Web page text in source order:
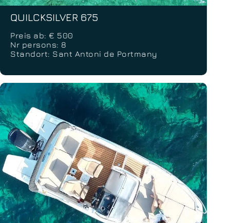
QUILCKSILVER 675
Preis ab: € 500
Nr persons: 8
Standort: Sant Antoni de Portmany